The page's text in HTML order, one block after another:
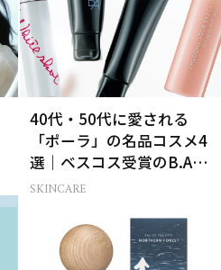
40代・50代に愛される
「ポーラ」の名品コスメ4
選｜ベスコス受賞のB.A・
ホワイトショット
SKINCARE